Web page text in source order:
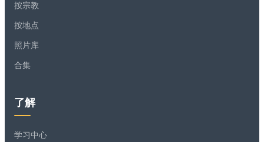
按宗教
按地点
照片库
合集
了解
学习中心